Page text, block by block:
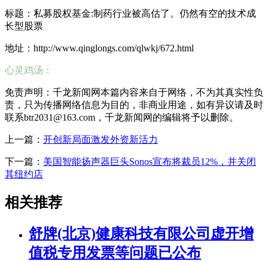
标题：私募股权基金:制药行业被高估了。仍然有空的技术成
长型股票
地址：http://www.qinglongs.com/qlwkj/672.html
心灵鸡汤：
免责声明：千龙新闻网本篇内容来自于网络，不为其真实性负
责，只为传播网络信息为目的，非商业用途，如有异议请及时
联系btr2031@163.com，千龙新闻网的编辑将予以删除。
上一篇： 开创新局面激发外资新活力
下一篇： 美国智能扬声器巨头Sonos宣布将裁员12%，并关闭
其纽约店
相关推荐
舒牌(北京)健康科技有限公司虚开增
值税专用发票等问题已公布